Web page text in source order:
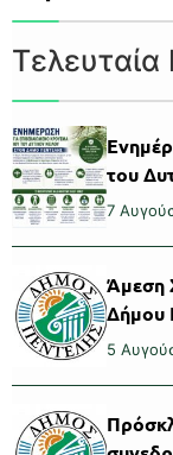
του
7
Άμεση
Δήμου
5